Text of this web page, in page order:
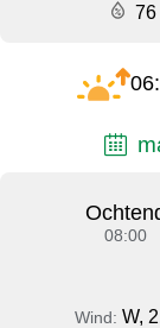
76
08:00
Wind: W,